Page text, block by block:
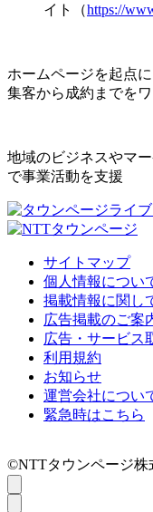
イト（https://
ホームページを起点に
集客から成約までを
地域のビジネスやマ
で事業活動を支援
サイトマップ
個人情報につい
掲載情報に関し
広告掲載のご案
広告・サービス
利用規約
お知らせ
運営会社につい
緊急時はこちら
©NTTタウンページ株